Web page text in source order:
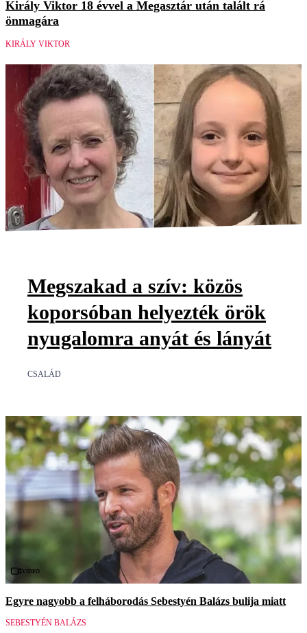
Király Viktor 18 évvel a Megasztár után talált rá
önmagára
KIRÁLY VIKTOR
Megszakad a szív: közös
koporsóban helyezték örök
nyugalomra anyát és lányát
CSALÁD
Videó
Egyre nagyobb a felháborodás Sebestyén Balázs bulija miatt
SEBESTYÉN BALÁZS